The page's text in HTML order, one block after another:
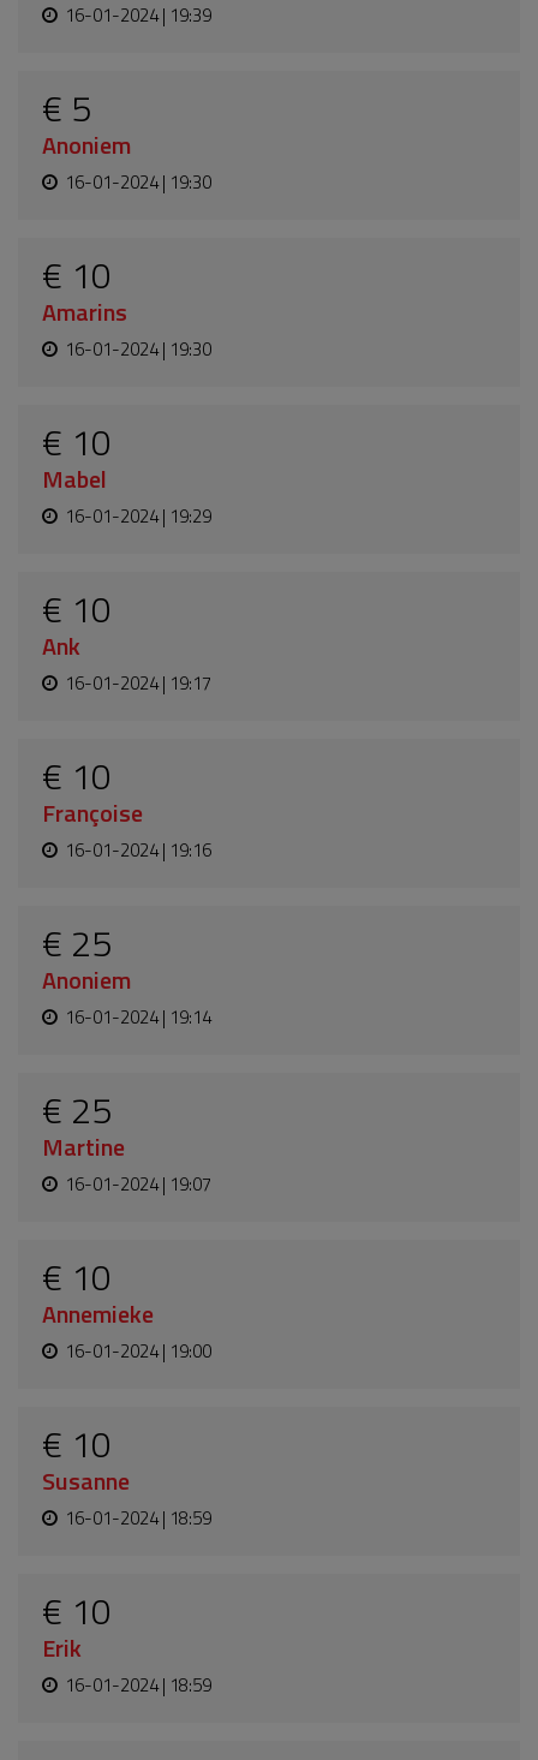
16-01-2024 | 19:39
€ 5
Anoniem
16-01-2024 | 19:30
€ 10
Amarins
16-01-2024 | 19:30
€ 10
Mabel
16-01-2024 | 19:29
€ 10
Ank
16-01-2024 | 19:17
€ 10
Françoise
16-01-2024 | 19:16
€ 25
Anoniem
16-01-2024 | 19:14
€ 25
Martine
16-01-2024 | 19:07
€ 10
Annemieke
16-01-2024 | 19:00
€ 10
Susanne
16-01-2024 | 18:59
€ 10
Erik
16-01-2024 | 18:59